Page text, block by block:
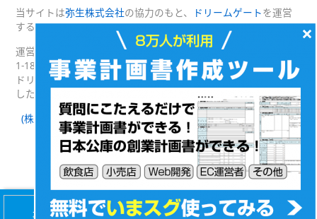
当サイトは弥生株式会社の協力のもと、 ドリームゲートを運営
する(株)プロジェクトニッポンが運営・管理しています。
運営：(株)プロジェクトニッポン 〒160-0004 東京都新宿区四谷
1-18 綿半野原ビル別館8階
ドリームゲートは経済産業省の後援を受けて2003年4月に発足
した日本最大級の起業支援プラットフォームです。
(株)プロジェクトニッポン 会社概要 ｜ ドリームゲートとは｜
ドリームゲート公式SNSFacebook
Twitter
(c) DREAMGATE PROJECT. ALL RIGHTS RESERVED.
【無料】8万人が利用！
事業計画書カンタン作成
会社設立・経営
マニュアルプレゼント
×